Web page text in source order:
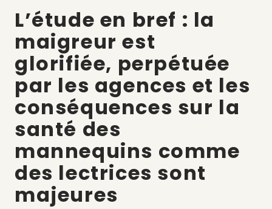
L’étude en bref : la
maigreur est
glorifiée, perpétuée
par les agences et les
conséquences sur la
santé des
mannequins comme
des lectrices sont
majeures